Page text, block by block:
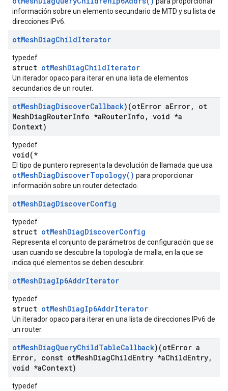
información sobre un elemento secundario de MTD y su lista de
direcciones IPv6.
otMeshDiagChildIterator
typedef
struct otMeshDiagChildIterator
Un iterador opaco para iterar en una lista de elementos
secundarios de un router.
otMeshDiagDiscoverCallback)(otError aError,
ot
MeshDiagRouterInfo *aRouterInfo , void *a
Context)
typedef
void(*
El tipo de puntero representa la devolución de llamada que usa
otMeshDiagDiscoverTopology() para proporcionar
información sobre un router detectado.
otMeshDiagDiscoverConfig
typedef
struct otMeshDiagDiscoverConfig
Representa el conjunto de parámetros de configuración que se
usan cuando se descubre la topología de malla, en la que se
indica qué elementos se deben descubrir.
otMeshDiagIp6AddrIterator
typedef
struct otMeshDiagIp6AddrIterator
Un iterador opaco para iterar en una lista de direcciones IPv6 de
un router.
otMeshDiagQueryChildTableCallback)(otError a
Error, const otMeshDiagChildEntry *aChildEntry,
void *aContext)
typedef